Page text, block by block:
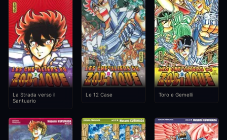
Volume 07
La Strada verso il
Santuario
Volume 08
Le 12 Case
Volume 09
Toro e Gemelli